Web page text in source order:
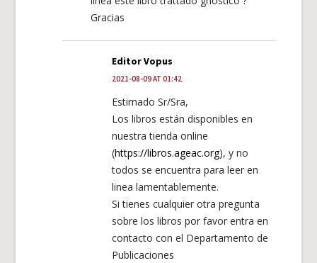
Gracias
Editor Vopus
2021-08-09 AT 01:42
Estimado Sr/Sra,
Los libros están disponibles en
nuestra tienda online
(https://libros.ageac.org), y no
todos se encuentra para leer en
linea lamentablemente.
Si tienes cualquier otra pregunta
sobre los libros por favor entra en
contacto con el Departamento de
Publicaciones